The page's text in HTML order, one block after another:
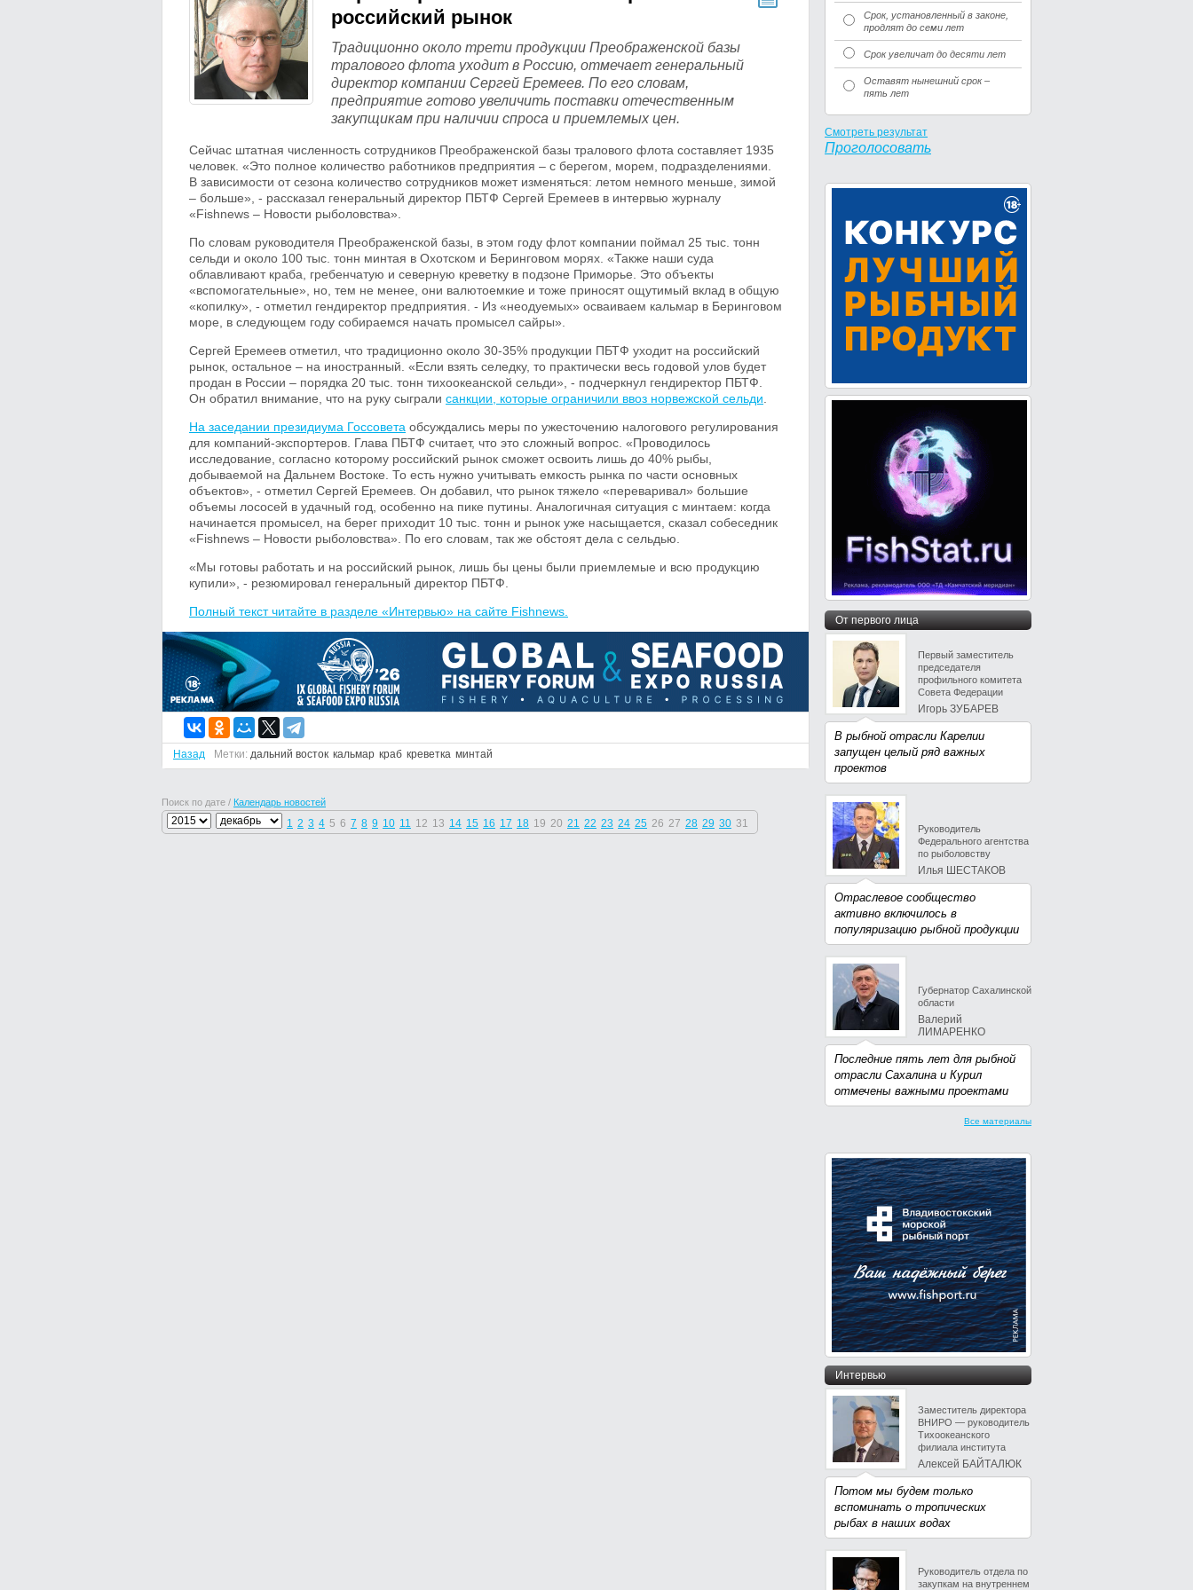
российский рынок
Традиционно около трети продукции Преображенской базы
тралового флота уходит в Россию, отмечает генеральный
директор компании Сергей Еремеев. По его словам,
предприятие готово увеличить поставки отечественным
закупщикам при наличии спроса и приемлемых цен.
Сейчас штатная численность сотрудников Преображенской базы тралового флота составляет 1935
человек. «Это полное количество работников предприятия – с берегом, морем, подразделениями.
В зависимости от сезона количество сотрудников может изменяться: летом немного меньше, зимой
– больше», - рассказал генеральный директор ПБТФ Сергей Еремеев в интервью журналу
«Fishnews – Новости рыболовства».
По словам руководителя Преображенской базы, в этом году флот компании поймал 25 тыс. тонн
сельди и около 100 тыс. тонн минтая в Охотском и Беринговом морях. «Также наши суда
облавливают краба, гребенчатую и северную креветку в подзоне Приморье. Это объекты
«вспомогательные», но, тем не менее, они валютоемкие и тоже приносят ощутимый вклад в общую
«копилку», - отметил гендиректор предприятия. - Из «неодуемых» осваиваем кальмар в Беринговом
море, в следующем году собираемся начать промысел сайры».
Сергей Еремеев отметил, что традиционно около 30-35% продукции ПБТФ уходит на российский
рынок, остальное – на иностранный. «Если взять селедку, то практически весь годовой улов будет
продан в России – порядка 20 тыс. тонн тихоокеанской сельди», - подчеркнул гендиректор ПБТФ.
Он обратил внимание, что на руку сыграли санкции, которые ограничили ввоз норвежской сельди
На заседании президиума Госсовета обсуждались меры по ужесточению налогового регулирования
для компаний-экспортеров. Глава ПБТФ считает, что это сложный вопрос. «Проводилось
исследование, согласно которому российский рынок сможет освоить лишь до 40% рыбы,
добываемой на Дальнем Востоке. То есть нужно учитывать емкость рынка по части основных
объектов», - отметил Сергей Еремеев. Он добавил, что рынок тяжело «переваривал» большие
объемы лососей в удачный год, особенно на пике путины. Аналогичная ситуация с минтаем: когда
начинается промысел, на берег приходит 10 тыс. тонн и рынок уже насыщается, сказал собеседник
«Fishnews – Новости рыболовства». По его словам, так же обстоят дела с сельдью.
«Мы готовы работать и на российский рынок, лишь бы цены были приемлемые и всю продукцию
купили», - резюмировал генеральный директор ПБТФ.
Полный текст читайте в разделе «Интервью» на сайте Fishnews.
Назад Метки: дальний восток кальмар краб креветка минтай
Поиск по дате / Календарь новостей
1 2 3 4 5 6 7 8 9 10 11 12 13 14 15 16 17 18 19 20 21 22 23 24 25 26 27 28 29 30 31
Срок, установленный в законе,
продлят до семи лет
Срок увеличат до десяти лет
Оставят нынешний срок –
пять лет
Смотреть результат
Проголосовать
От первого лица
Первый заместитель
председателя
профильного комитета
Совета Федерации
Игорь ЗУБАРЕВ
В рыбной отрасли Карелии
запущен целый ряд важных
проектов
Руководитель
Федерального агентства
по рыболовству
Илья ШЕСТАКОВ
Отраслевое сообщество
активно включилось в
популяризацию рыбной продукции
Губернатор Сахалинской
области
Валерий
ЛИМАРЕНКО
Последние пять лет для рыбной
отрасли Сахалина и Курил
отмечены важными проектами
Все материалы
Интервью
Заместитель директора
ВНИРО — руководитель
Тихоокеанского
филиала института
Алексей БАЙТАЛЮК
Потом мы будем только
вспоминать о тропических
рыбах в наших водах
Руководитель отдела по
закупкам на внутреннем